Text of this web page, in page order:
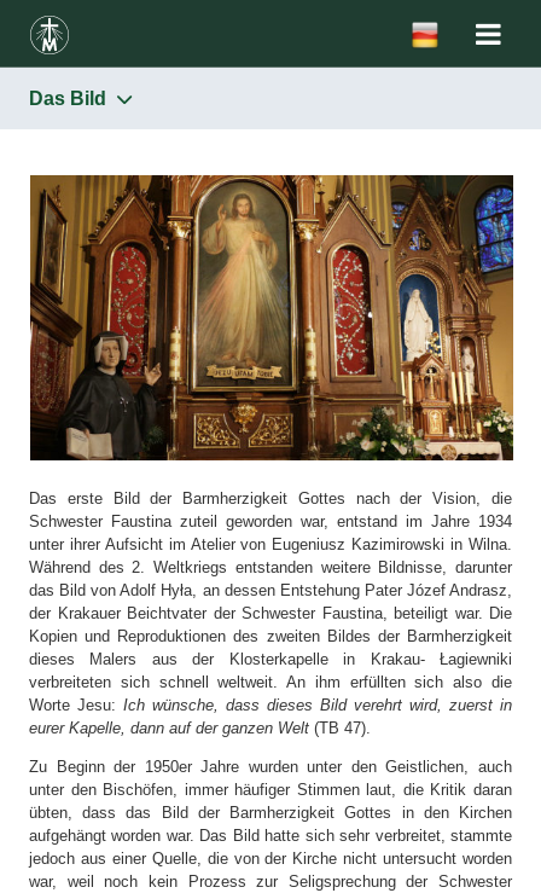
Das Bild
Das Fest der Barmherzigkeit
Der Rosenkranz zur Barmherzigkeit Gottes
Die Stunde der Barmherzigkeit
Die Verbreitung der Verehrung der Barmherzigkeit Gottes
Das erste Bild der Barmherzigkeit Gottes nach der Vision, die
Schwester Faustina zuteil geworden war, entstand im Jahre 1934
unter ihrer Aufsicht im Atelier von Eugeniusz Kazimirowski in Wilna.
Während des 2. Weltkriegs entstanden weitere Bildnisse, darunter
das Bild von Adolf Hyła, an dessen Entstehung Pater Józef Andrasz,
der Krakauer Beichtvater der Schwester Faustina, beteiligt war. Die
Kopien und Reproduktionen des zweiten Bildes der Barmherzigkeit
dieses Malers aus der Klosterkapelle in Krakau- Łagiewniki
verbreiteten sich schnell weltweit. An ihm erfüllten sich also die
Worte Jesu: Ich wünsche, dass dieses Bild verehrt wird, zuerst in
eurer Kapelle, dann auf der ganzen Welt (TB 47).
Zu Beginn der 1950er Jahre wurden unter den Geistlichen, auch
unter den Bischöfen, immer häufiger Stimmen laut, die Kritik daran
übten, dass das Bild der Barmherzigkeit Gottes in den Kirchen
aufgehängt worden war. Das Bild hatte sich sehr verbreitet, stammte
jedoch aus einer Quelle, die von der Kirche nicht untersucht worden
war, weil noch kein Prozess zur Seligsprechung der Schwester